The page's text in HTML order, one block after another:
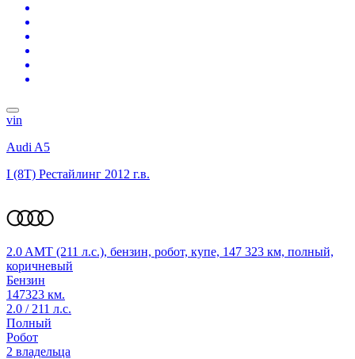
vin
Audi A5
I (8T) Рестайлинг 2012 г.в.
2.0 AMT (211 л.с.), бензин, робот, купе, 147 323 км, полный,
коричневый
Бензин
147323 км.
2.0 / 211 л.с.
Полный
Робот
2 владельца